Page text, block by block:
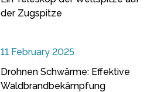
der Zugspitze
11 February 2025
Drohnen Schwärme: Effektive
Waldbrandbekämpfung